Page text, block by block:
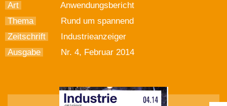
Art
Anwendungsbericht
Thema
Rund um spannend
Zeitschrift
Industrieanzeiger
Ausgabe
Nr. 4, Februar 2014